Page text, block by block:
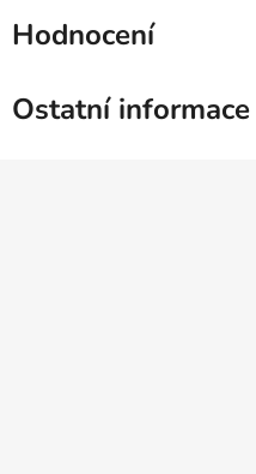
Hodnocení
Ostatní informace